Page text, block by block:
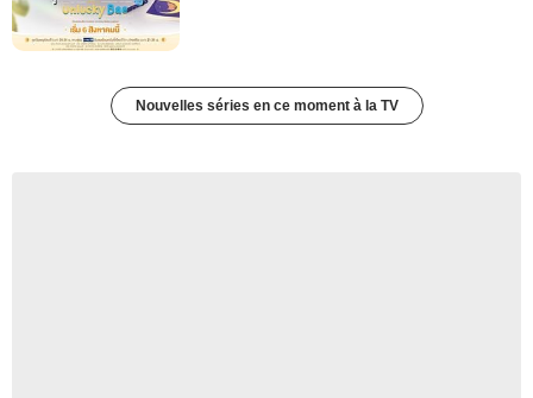
Nouvelles séries en ce moment à la TV